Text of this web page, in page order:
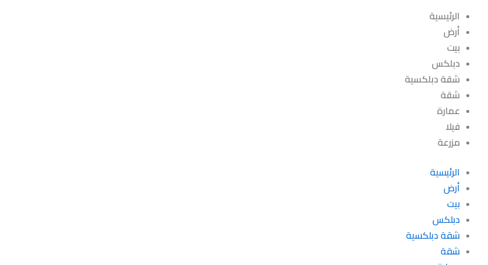
الرئيسية
أرض
بيت
دبلكس
شقة دبلكسية
شقة
عمارة
فيلا
مزرعة
الرئيسية
أرض
بيت
دبلكس
شقة دبلكسية
شقة